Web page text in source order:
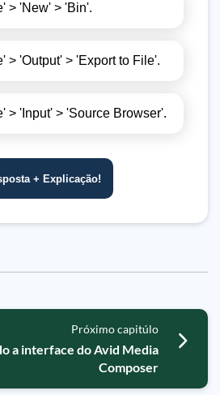
> 'New' > 'Bin'.
> 'Output' > 'Export to File'.
> 'Input' > 'Source Browser'.
+ Explicação!
Próximo capitúlo
a interface do Avid Media
Composer